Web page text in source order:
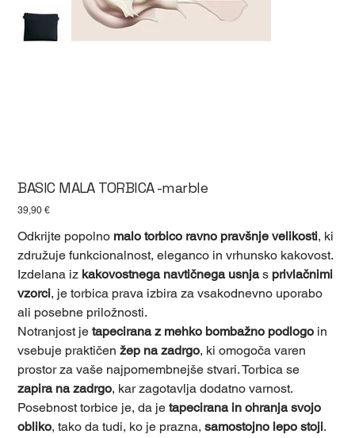
BASIC MALA TORBICA -marble
Cena
39,90 €
Odkrijte popolno malo torbico ravno pravšnje velikosti, ki
združuje funkcionalnost, eleganco in vrhunsko kakovost.
Izdelana iz kakovostnega navtičnega usnjas privlačnimi
vzorci, je torbica prava izbira za vsakodnevno uporabo
ali posebne priložnosti.
Notranjost jetapecirana z mehko bombažno podlogo in
vsebuje praktičenžep na zadrgo, ki omogoča varen
prostor za vaše najpomembnejše stvari. Torbica se
zapira na zadrgo, kar zagotavlja dodatno varnost.
Posebnost torbice je, da jetapecirana in ohranja svojo
obliko, tako da tudi, ko je prazna,samostojno lepo stoji.